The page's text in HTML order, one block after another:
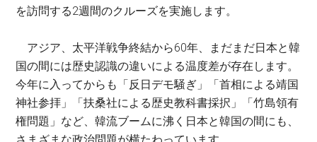
を訪問する2週間のクルーズを実施します。
アジア、太平洋戦争終結から60年、まだまだ日本と韓
国の間には歴史認識の違いによる温度差が存在します。
今年に入ってからも「反日デモ騒ぎ」「首相による靖国
神社参拝」「扶桑社による歴史教科書採択」「竹島領有
権問題」など、韓流ブームに沸く日本と韓国の間にも、